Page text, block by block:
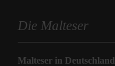
Die Malteser
Malteser in Deutschland